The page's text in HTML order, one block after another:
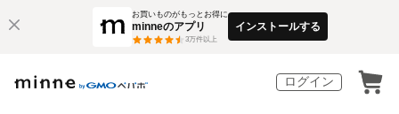
お買いものがもっとお得に
minneのアプリ
3万件以上
インストールする
ログイン